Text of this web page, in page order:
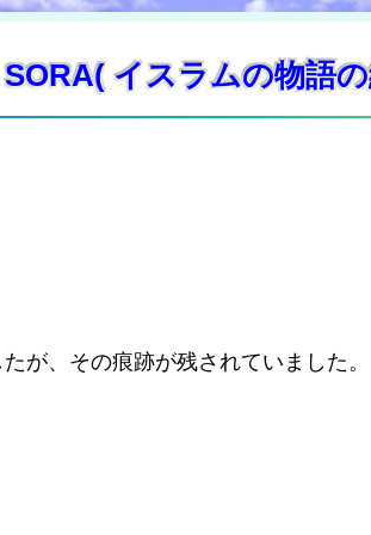
イスラムの物語
が、その痕跡が残されていました。